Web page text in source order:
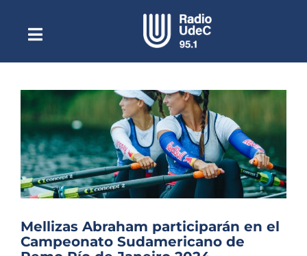
contenidoToggle
NavigationEscuchar Radio UdeC en vivo
Quiénes Somos
Programación
Podcast
Noticias
Columnas
Mellizas Abraham participarán en el
Campeonato Sudamericano de